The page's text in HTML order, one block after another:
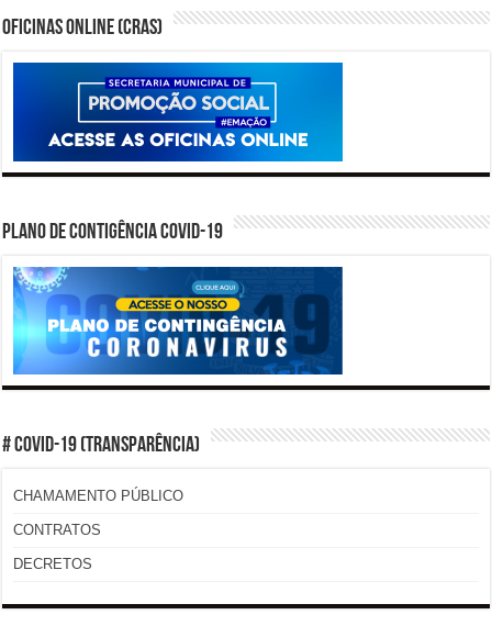
Oficinas Online (CRAS)
PLANO DE CONTIGÊNCIA COVID-19
# COVID-19 (TRANSPARÊNCIA)
CHAMAMENTO PÚBLICO
CONTRATOS
DECRETOS